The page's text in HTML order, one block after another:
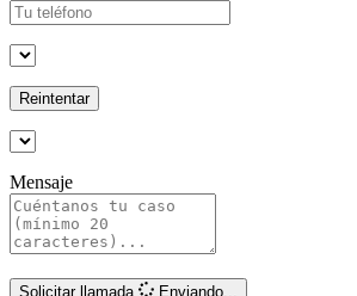
Reintentar
Mensaje
Solicitar llamada Enviando...